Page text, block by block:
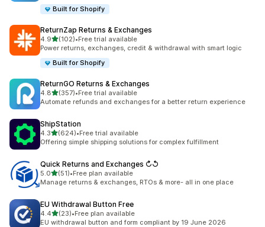
Built for Shopify
ReturnZap Returns & Exchanges
4.9เต็ม 5 ดาว
(102)
ทั้งหมด 102 รีวิว
•Free trial available
Power returns, exchanges, credit & withdrawal with smart logic
Built for Shopify
ReturnGO Returns & Exchanges
4.8เต็ม 5 ดาว
(357)
ทั้งหมด 357 รีวิว
•Free trial available
Automate refunds and exchanges for a better return experience
ShipStation
4.3เต็ม 5 ดาว
(624)
ทั้งหมด 624 รีวิว
•Free trial available
Offering simple shipping solutions for complex fulfillment
Quick Returns and Exchanges ↻↺
5.0เต็ม 5 ดาว
(51)
ทั้งหมด 51 รีวิว
•Free plan available
Manage returns & exchanges, RTOs & more- all in one place
EU Withdrawal Button Free
4.4เต็ม 5 ดาว
(23)
ทั้งหมด 23 รีวิว
•Free plan available
EU withdrawal button and form compliant by 19 June 2026